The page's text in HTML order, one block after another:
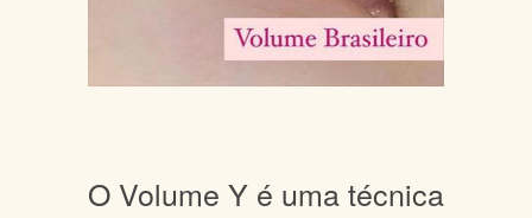
O Volume Y é uma técnica